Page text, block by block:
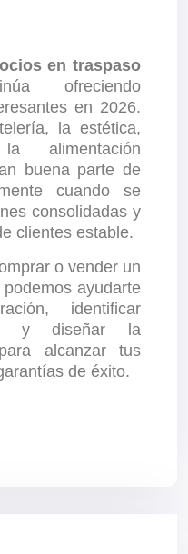
en traspaso
ofreciendo
en 2026.
la estética,
alimentación
buena parte de
cuando se
consolidadas y
clientes estable.
o vender un
podemos ayudarte
identificar
y diseñar la
alcanzar tus
de éxito.